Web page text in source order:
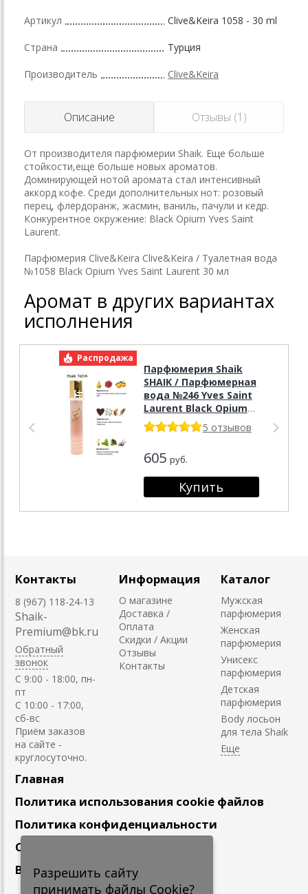
Артикул Clive&Keira 1058 - 30 ml
Страна Турция
Производитель Clive&Keira
Описание Отзывы (1)
От производителя парфюмерии Shaik. Еще больше
стойкости,еще больше новых ароматов.
Доминирующей нотой аромата стал интенсивный
аккорд кофе. Среди дополнительных нот: розовый
перец, флердоранж, жасмин, ваниль, пачули и кедр.
Конкурентное окружение: Black Opium Yves Saint
Laurent.
Парфюмерия Clive&Keira Clive&Keira / Туалетная вода
№1058 Black Opium Yves Saint Laurent 30 мл
Аромат в других вариантах
исполнения
Распродажа
Парфюмерия Shaik
SHAIK / Парфюмерная
вода №246 Yves Saint
Laurent Black Opium
20 мл.
5 отзывов
605 руб.
Контакты
8 (967) 118-24-13
Shaik-
Premium@bk.ru
Обратный
звонок
C 9:00 - 18:00, пн-
пт
С 10:00 - 17:00,
сб-вс
Приём заказов
на сайте -
круглосуточно.
Информация
О магазине
Доставка /
Оплата
Скидки / Акции
Отзывы
Контакты
Каталог
Мужская
парфюмерия
Женская
парфюмерия
Унисекс
парфюмерия
Детская
парфюмерия
Body лосьон
для тела Shaik
Главная
Политика использования cookie файлов
Политика конфиденциальности
Сотрудничество
Вакансии
Разрешить сайту
принимать файлы Cookie?